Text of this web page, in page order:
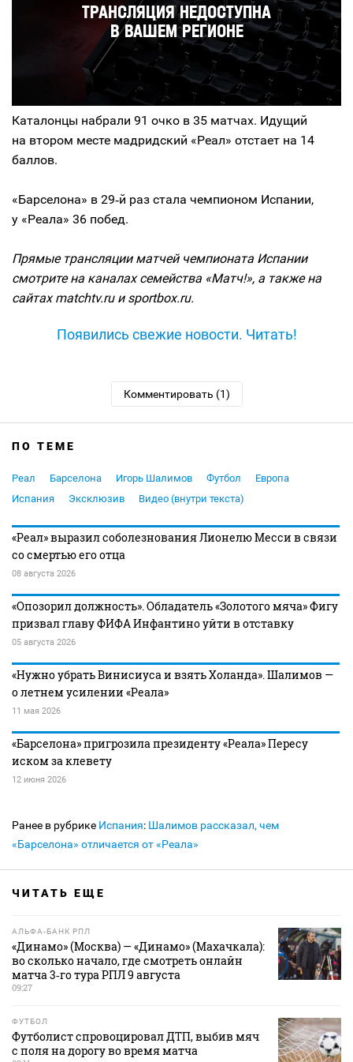
Каталонцы набрали 91 очко в 35 матчах. Идущий
на втором месте мадридский «Реал» отстает на 14
баллов.
«Барселона» в 29‑й раз стала чемпионом Испании,
у «Реала» 36 побед.
Прямые трансляции матчей чемпионата Испании
смотрите на каналах семейства «Матч!», а также на
сайтах matchtv.ru и sportbox.ru.
Появились свежие новости. Читать!
Комментировать (1)
ПО ТЕМЕ
Реал Барселона Игорь Шалимов Футбол
Европа
Испания
Эксклюзив Видео (внутри текста)
«Реал» выразил соболезнования Лионелю Месси в связи
со смертью его отца
08 августа 2026
«Опозорил должность». Обладатель «Золотого мяча» Фигу
призвал главу ФИФА Инфантино уйти в отставку
05 августа 2026
«Нужно убрать Винисиуса и взять Холанда». Шалимов —
о летнем усилении «Реала»
11 мая 2026
«Барселона» пригрозила президенту «Реала» Пересу
иском за клевету
12 июня 2026
Ранее в рубрике Испания: Шалимов рассказал, чем
«Барселона» отличается от «Реала»
ЧИТАТЬ ЕЩЕ
АЛЬФА-БАНК РПЛ
«Динамо» (Москва) — «Динамо» (Махачкала):
во сколько начало, где смотреть онлайн
матча 3‑го тура РПЛ 9 августа
09:27
ФУТБОЛ
Футболист спровоцировал ДТП, выбив мяч
с поля на дорогу во время матча